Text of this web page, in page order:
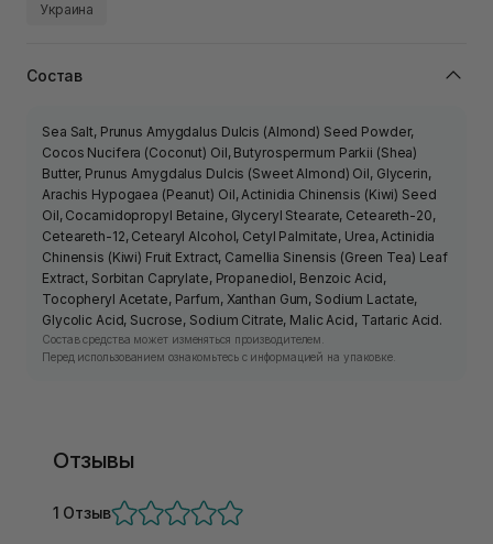
Украина
Состав
Sea Salt, Prunus Amygdalus Dulcis (Almond) Seed Powder,
Cocos Nucifera (Coconut) Oil, Butyrospermum Parkii (Shea)
Butter, Prunus Amygdalus Dulcis (Sweet Almond) Oil, Glycerin,
Arachis Hypogaea (Peanut) Oil, Actinidia Chinensis (Kiwi) Seed
Oil, Cocamidopropyl Betaine, Glyceryl Stearate, Ceteareth-20,
Ceteareth-12, Cetearyl Alcohol, Cetyl Palmitate, Urea, Actinidia
Chinensis (Kiwi) Fruit Extract, Camellia Sinensis (Green Tea) Leaf
Extract, Sorbitan Caprylate, Propanediol, Benzoic Acid,
Tocopheryl Acetate, Parfum, Xanthan Gum, Sodium Lactate,
Glycolic Acid, Sucrose, Sodium Citrate, Malic Acid, Tartaric Acid.
Состав средства может изменяться производителем.
Перед использованием ознакомьтесь с информацией на упаковке.
Отзывы
1 Отзыв